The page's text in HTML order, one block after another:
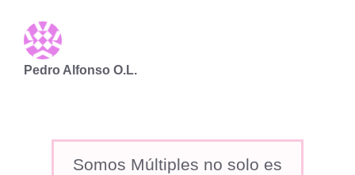
Pedro Alfonso O.L.
Somos Múltiples no solo es